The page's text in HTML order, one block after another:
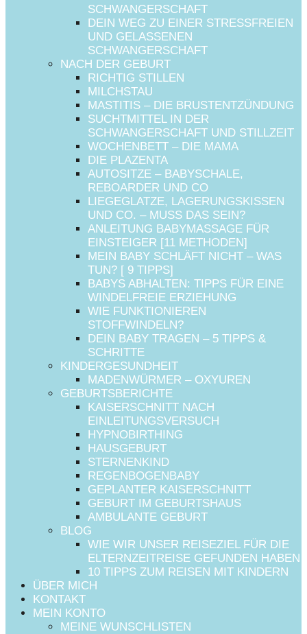
SCHWANGERSCHAFT
DEIN WEG ZU EINER STRESSFREIEN
UND GELASSENEN
SCHWANGERSCHAFT
NACH DER GEBURT
RICHTIG STILLEN
MILCHSTAU
MASTITIS – DIE BRUSTENTZÜNDUNG
SUCHTMITTEL IN DER
SCHWANGERSCHAFT UND STILLZEIT
WOCHENBETT – DIE MAMA
DIE PLAZENTA
AUTOSITZE – BABYSCHALE,
REBOARDER UND CO
LIEGEGLATZE, LAGERUNGSKISSEN
UND CO. – MUSS DAS SEIN?
ANLEITUNG BABYMASSAGE FÜR
EINSTEIGER [11 METHODEN]
MEIN BABY SCHLÄFT NICHT – WAS
TUN? [ 9 TIPPS]
BABYS ABHALTEN: TIPPS FÜR EINE
WINDELFREIE ERZIEHUNG
WIE FUNKTIONIEREN
STOFFWINDELN?
DEIN BABY TRAGEN – 5 TIPPS &
SCHRITTE
KINDERGESUNDHEIT
MADENWÜRMER – OXYUREN
GEBURTSBERICHTE
KAISERSCHNITT NACH
EINLEITUNGSVERSUCH
HYPNOBIRTHING
HAUSGEBURT
STERNENKIND
REGENBOGENBABY
GEPLANTER KAISERSCHNITT
GEBURT IM GEBURTSHAUS
AMBULANTE GEBURT
BLOG
WIE WIR UNSER REISEZIEL FÜR DIE
ELTERNZEITREISE GEFUNDEN HABEN
10 TIPPS ZUM REISEN MIT KINDERN
ÜBER MICH
KONTAKT
MEIN KONTO
MEINE WUNSCHLISTEN